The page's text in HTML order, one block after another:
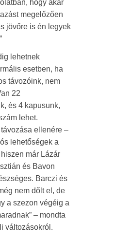
hogy akár
megelőzően
jövőre is én legyek
lehetnek
esetben, ha
távozóink, nem
22
és 4 kapusunk,
lehet.
ellenére –
lehetőségek a
már Lázár
és Bavon
Barczi és
nem dőlt el, de
a szezon végéig a
– mondta
változásokról.